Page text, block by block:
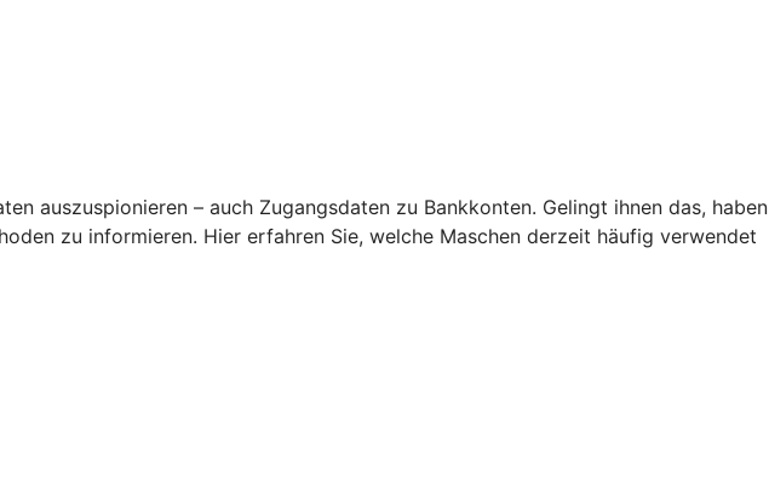
auszuspionieren – auch Zugangsdaten zu Bankkonten. Gelingt ihnen das, haben
zu informieren. Hier erfahren Sie, welche Maschen derzeit häufig verwendet